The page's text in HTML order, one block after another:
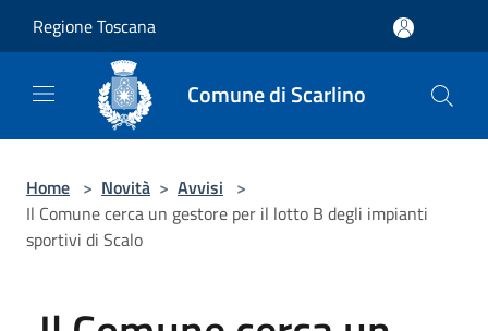
Regione Toscana
Comune di Scarlino
Home > Novità > Avvisi >
Il Comune cerca un gestore per il lotto B degli impianti
sportivi di Scalo